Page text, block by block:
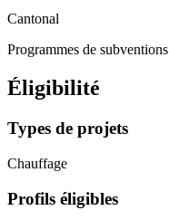
Cantonal
Programmes de subventions
Éligibilité
Types de projets
Chauffage
Profils éligibles